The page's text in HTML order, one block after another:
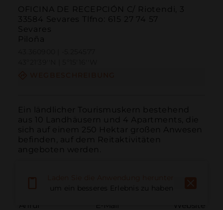
OFICINA DE RECEPCIÓN C/ Riotendi, 3
33584 Sevares Tlfno: 615 27 74 57
Sevares
Piloña
Ein ländlicher Tourismuskern bestehend
aus 10 Landhäusern und 4 Apartments, die
sich auf einem 250 Hektar großen Anwesen
befinden, auf dem Reitaktivitäten
angeboten werden.
Anruf E-Mail Website
um ein besseres Erlebnis zu haben